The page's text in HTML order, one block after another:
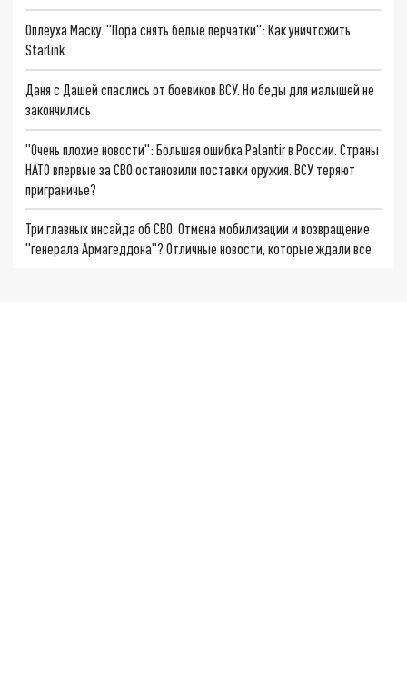
Оплеуха Маску. "Пора снять белые перчатки": Как уничтожить
Starlink
Даня с Дашей спаслись от боевиков ВСУ. Но беды для малышей не
закончились
"Очень плохие новости": Большая ошибка Palantir в России. Страны
НАТО впервые за СВО остановили поставки оружия. ВСУ теряют
приграничье?
Три главных инсайда об СВО. Отмена мобилизации и возвращение
"генерала Армагеддона"? Отличные новости, которые ждали все